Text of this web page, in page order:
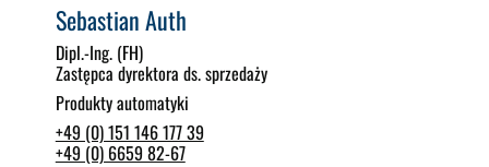
Sebastian Auth
Dipl.-Ing. (FH)
Zastępca dyrektora ds. sprzedaży
Produkty automatyki
+49 (0) 151 146 177 39
+49 (0) 6659 82-67